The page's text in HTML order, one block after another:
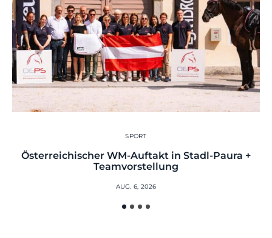
SPORT
Österreichischer WM-Auftakt in Stadl-Paura +
Teamvorstellung
AUG. 6, 2026